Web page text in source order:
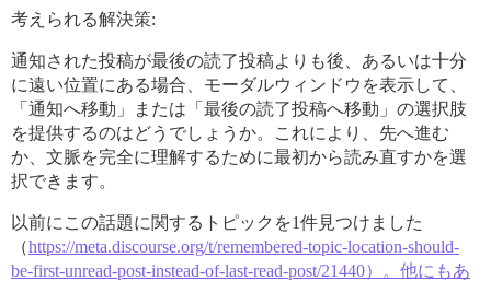
考えられる解決策:
通知された投稿が最後の読了投稿よりも後、あるいは十分
に遠い位置にある場合、モーダルウィンドウを表示して、
「通知へ移動」または「最後の読了投稿へ移動」の選択肢
を提供するのはどうでしょうか。これにより、先へ進む
か、文脈を完全に理解するために最初から読み直すかを選
択できます。
以前にこの話題に関するトピックを1件見つけました
（https://meta.discourse.org/t/remembered-topic-location-should-
be-first-unread-post-instead-of-last-read-post/21440）。他にもあ